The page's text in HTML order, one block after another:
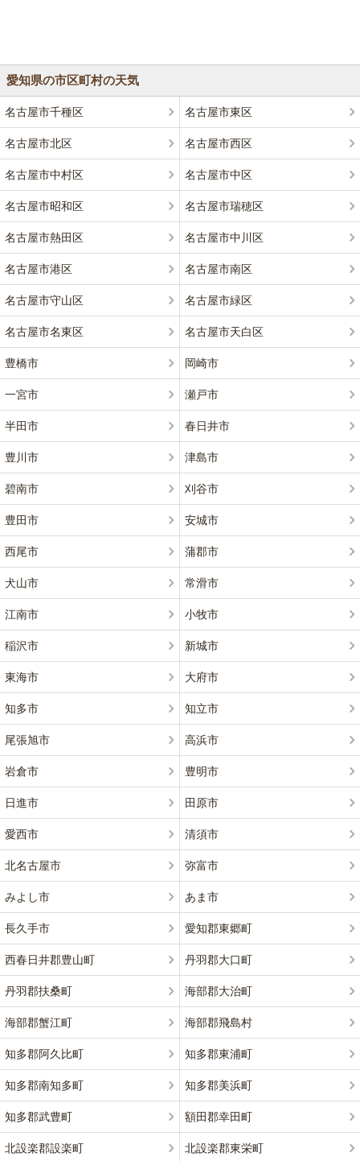
愛知県の市区町村の天気
名古屋市千種区 名古屋市東区
名古屋市北区 名古屋市西区
名古屋市中村区 名古屋市中区
名古屋市昭和区 名古屋市瑞穂区
名古屋市熱田区 名古屋市中川区
名古屋市港区 名古屋市南区
名古屋市守山区 名古屋市緑区
名古屋市名東区 名古屋市天白区
豊橋市 岡崎市
一宮市 瀬戸市
半田市 春日井市
豊川市 津島市
碧南市 刈谷市
豊田市 安城市
西尾市 蒲郡市
犬山市 常滑市
江南市 小牧市
稲沢市 新城市
東海市 大府市
知多市 知立市
尾張旭市 高浜市
岩倉市 豊明市
日進市 田原市
愛西市 清須市
北名古屋市 弥富市
みよし市 あま市
長久手市 愛知郡東郷町
西春日井郡豊山町 丹羽郡大口町
丹羽郡扶桑町 海部郡大治町
海部郡蟹江町 海部郡飛島村
知多郡阿久比町 知多郡東浦町
知多郡南知多町 知多郡美浜町
知多郡武豊町 額田郡幸田町
北設楽郡設楽町 北設楽郡東栄町